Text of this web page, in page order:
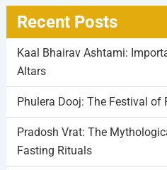
Recent Posts
Kaal Bhairav Ashtami:
Altars
Phulera Dooj: The Festival of
Pradosh Vrat: The
Fasting Rituals